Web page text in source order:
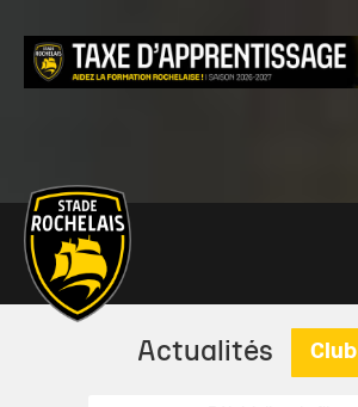
Main
site
navigation
Actualités Club